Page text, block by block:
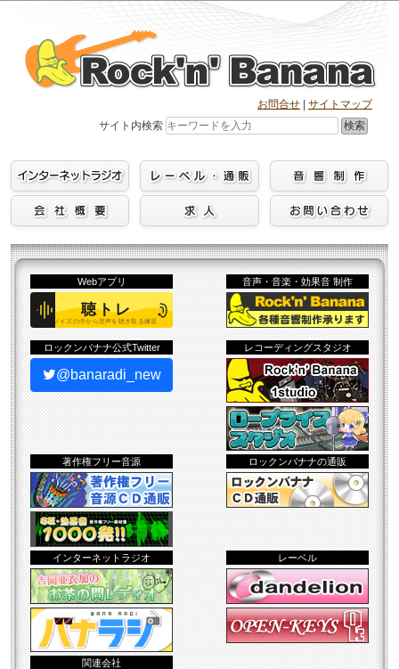
content
お問合せ
サイトマップ
サイト内検索
検索
Webアプリ 音声・音楽・効果音 制作
ロックンバナナ公式Twitter
@banaradi_new
レコーディングスタジオ
著作権フリー音源 ロックンバナナの通販
インターネットラジオ レーベル
関連会社